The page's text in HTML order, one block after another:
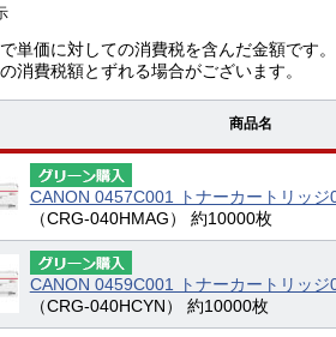
単価に対しての消費税を含んだ金額です。
消費税額とずれる場合がございます。
商品名
CANON 0457C001 トナーカートリッ
（CRG-040HMAG） 約10000枚
CANON 0459C001 トナーカートリッ
（CRG-040HCYN） 約10000枚